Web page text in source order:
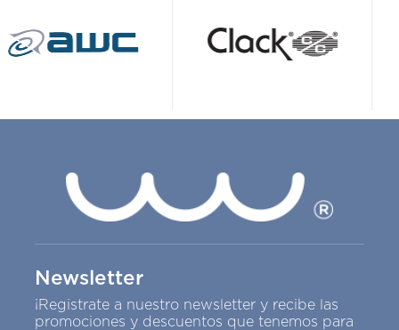
Newsletter
¡Registrate a nuestro newsletter y recibe las
promociones y descuentos que tenemos para